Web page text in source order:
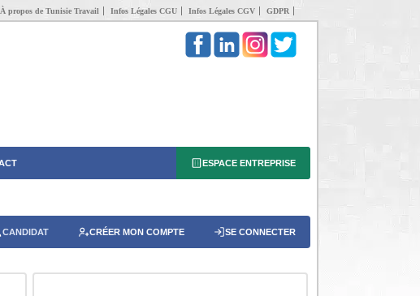
À propos de Tunisie Travail Infos Légales CGU Infos Légales CGV GDPR
ESPACE ENTREPRISE
CANDIDAT CRÉER MON COMPTE SE CONNECTER